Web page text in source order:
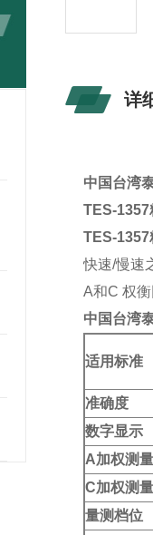
详
中国台湾
TES-1357
TES-1357
快速/慢速
A和C 权
中国台湾
适用标准
准确度
数字显示
A加权测
C加权测
量测档位